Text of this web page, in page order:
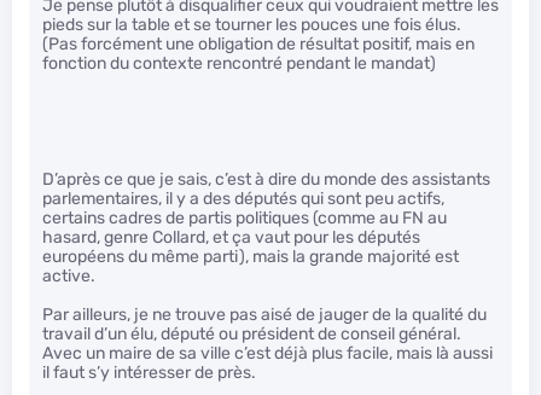
Je pense plutôt à disqualifier ceux qui voudraient mettre les
pieds sur la table et se tourner les pouces une fois élus.
(Pas forcément une obligation de résultat positif, mais en
fonction du contexte rencontré pendant le mandat)
D’après ce que je sais, c’est à dire du monde des assistants
parlementaires, il y a des députés qui sont peu actifs,
certains cadres de partis politiques (comme au FN au
hasard, genre Collard, et ça vaut pour les députés
européens du même parti), mais la grande majorité est
active.
Par ailleurs, je ne trouve pas aisé de jauger de la qualité du
travail d’un élu, député ou président de conseil général.
Avec un maire de sa ville c’est déjà plus facile, mais là aussi
il faut s’y intéresser de près.